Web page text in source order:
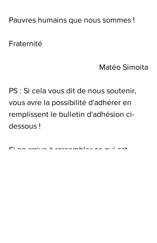
Pauvres humains que nous sommes !
Fraternité
Matéo Simoita
PS : Si cela vous dit de nous soutenir,
vous avre la possibilité d'adhérer en
remplissent le bulletin d'adhésion ci-
dessous !
Si on arrive à rassembler ce qui est